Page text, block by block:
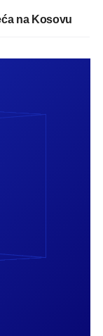
na Kosovu